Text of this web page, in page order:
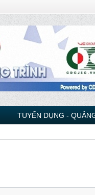
TUYỂN DỤNG -